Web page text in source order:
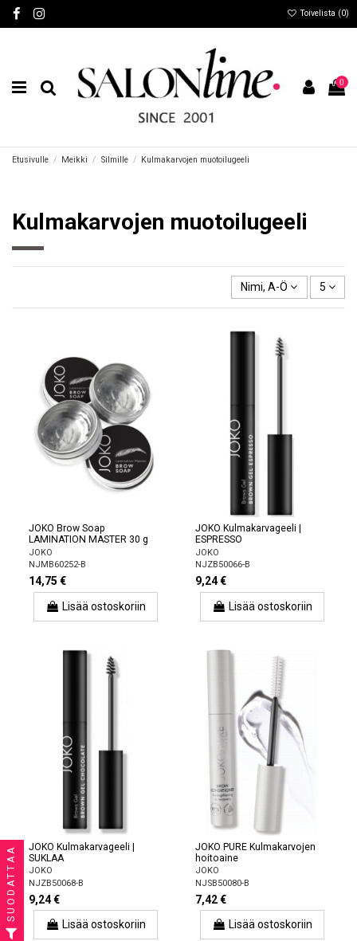
Toivelista (0)
0
Etusivulle Meikki Silmille Kulmakarvojen muotoilugeeli
Kulmakarvojen muotoilugeeli
Nimi, A-Ö 5
JOKO Brow Soap
LAMINATION MASTER 30 g
JOKO
NJMB60252-B
14,75 €
Lisää ostoskoriin
JOKO Kulmakarvageeli |
ESPRESSO
JOKO
NJZB50066-B
9,24 €
Lisää ostoskoriin
JOKO Kulmakarvageeli |
SUKLAA
JOKO
NJZB50068-B
9,24 €
Lisää ostoskoriin
JOKO PURE Kulmakarvojen
hoitoaine
JOKO
NJSB50080-B
7,42 €
Lisää ostoskoriin
SUODATTAA